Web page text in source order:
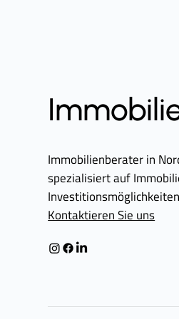
Immobilienberater in
spezialisiert auf
Kontaktieren Sie uns